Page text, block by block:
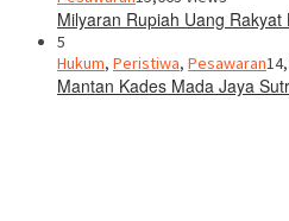
Milyaran Rupiah Uang
5
Hukum, Peristiwa, Pesawaran
Mantan Kades Mada Jaya